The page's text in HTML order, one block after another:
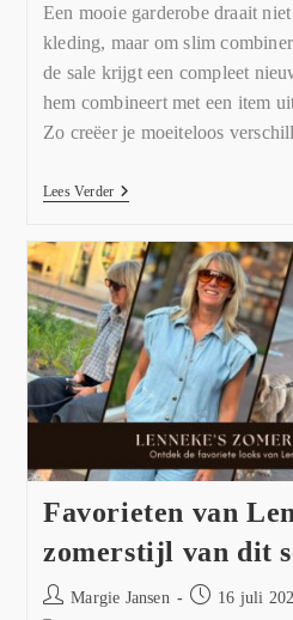
Een mooie garderobe draait
kleding, maar om slim
de sale krijgt een compleet
hem combineert met een item
Zo creëer je moeiteloos
Lees Verder
Favorieten van
zomerstijl van dit
Margie Jansen
16 juli